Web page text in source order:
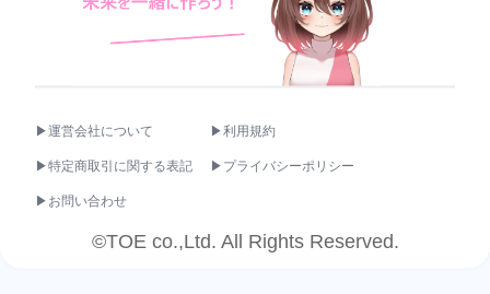
▶運営会社について ▶利用規約
▶特定商取引に関する表記 ▶プライバシーポリシー
▶お問い合わせ
©TOE co.,Ltd. All Rights Reserved.